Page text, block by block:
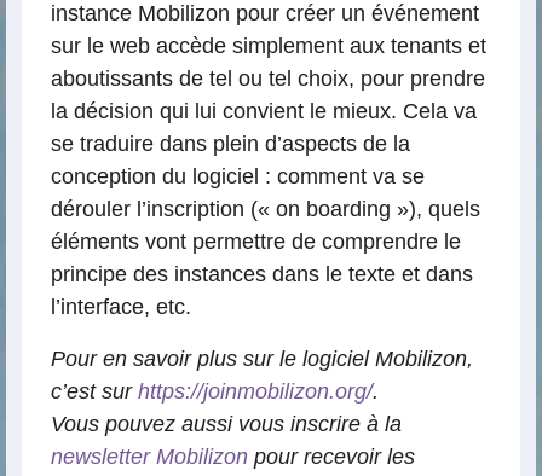
instance Mobilizon pour créer un événement
sur le web accède simplement aux tenants et
aboutissants de tel ou tel choix, pour prendre
la décision qui lui convient le mieux. Cela va
se traduire dans plein d’aspects de la
conception du logiciel : comment va se
dérouler l’inscription (« on boarding »), quels
éléments vont permettre de comprendre le
principe des instances dans le texte et dans
l’interface, etc.
Pour en savoir plus sur le logiciel Mobilizon,
c’est sur https://joinmobilizon.org/.
Vous pouvez aussi vous inscrire à la
newsletter Mobilizon pour recevoir les